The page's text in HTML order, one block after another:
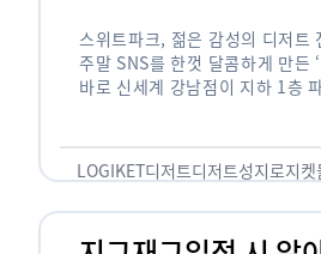
스위트파크, 젊은 감성의 디저트
주말 SNS를 한껏 달콤하게 만든
바로 신세계 강남점이 지하 1층
LOGIKET디저트디저트성지로지켓